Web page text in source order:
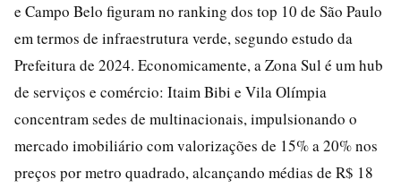
e Campo Belo figuram no ranking dos top 10 de São Paulo
em termos de infraestrutura verde, segundo estudo da
Prefeitura de 2024. Economicamente, a Zona Sul é um hub
de serviços e comércio: Itaim Bibi e Vila Olímpia
concentram sedes de multinacionais, impulsionando o
mercado imobiliário com valorizações de 15% a 20% nos
preços por metro quadrado, alcançando médias de R$ 18